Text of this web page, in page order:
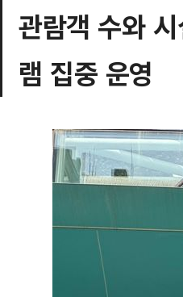
관람객 수와
램 집중 운영